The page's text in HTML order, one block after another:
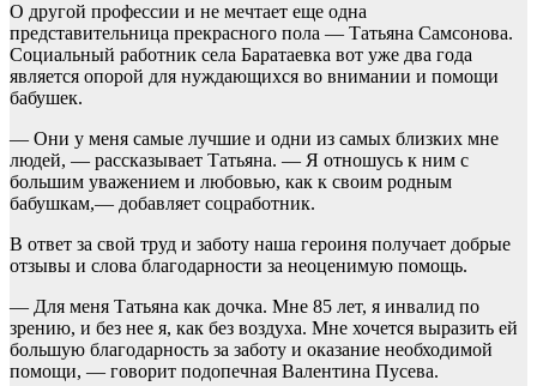
О другой профессии и не мечтает еще одна
представительница прекрасного пола — Татьяна Самсонова.
Социальный работник села Баратаевка вот уже два года
является опорой для нуждающихся во внимании и помощи
бабушек.
— Они у меня самые лучшие и одни из самых близких мне
людей, — рассказывает Татьяна. — Я отношусь к ним с
большим уважением и любовью, как к своим родным
бабушкам,— добавляет соцработник.
В ответ за свой труд и заботу наша героиня получает добрые
отзывы и слова благодарности за неоценимую помощь.
— Для меня Татьяна как дочка. Мне 85 лет, я инвалид по
зрению, и без нее я, как без воздуха. Мне хочется выразить ей
большую благодарность за заботу и оказание необходимой
помощи, — говорит подопечная Валентина Пусева.